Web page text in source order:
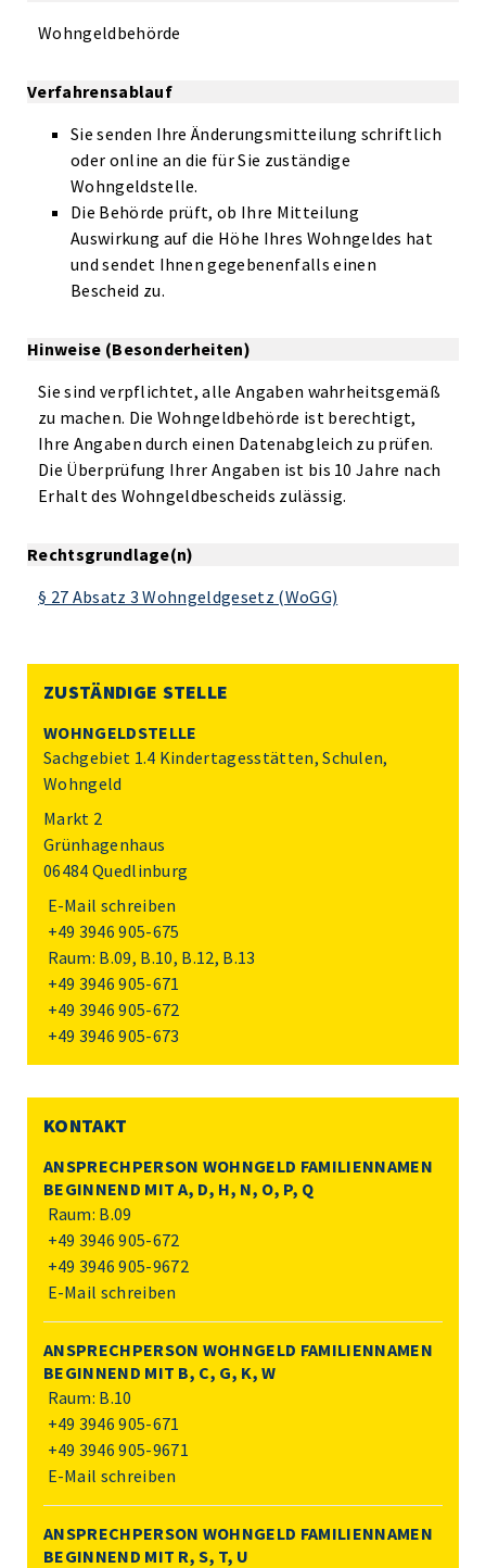
Wohngeldbehörde
Verfahrensablauf
Sie senden Ihre Änderungsmitteilung schriftlich
oder online an die für Sie zuständige
Wohngeldstelle.
Die Behörde prüft, ob Ihre Mitteilung
Auswirkung auf die Höhe Ihres Wohngeldes hat
und sendet Ihnen gegebenenfalls einen
Bescheid zu.
Hinweise (Besonderheiten)
Sie sind verpflichtet, alle Angaben wahrheitsgemäß
zu machen. Die Wohngeldbehörde ist berechtigt,
Ihre Angaben durch einen Datenabgleich zu prüfen.
Die Überprüfung Ihrer Angaben ist bis 10 Jahre nach
Erhalt des Wohngeldbescheids zulässig.
Rechtsgrundlage(n)
§ 27 Absatz 3 Wohngeldgesetz (WoGG)
ZUSTÄNDIGE STELLE
WOHNGELDSTELLE
Sachgebiet 1.4 Kindertagesstätten, Schulen,
Wohngeld
Markt 2
Grünhagenhaus
06484 Quedlinburg
E-Mail schreiben
+49 3946 905-675
Raum: B.09, B.10, B.12, B.13
+49 3946 905-671
+49 3946 905-672
+49 3946 905-673
KONTAKT
ANSPRECHPERSON WOHNGELD FAMILIENNAMEN
BEGINNEND MIT A, D, H, N, O, P, Q
Raum: B.09
+49 3946 905-672
+49 3946 905-9672
E-Mail schreiben
ANSPRECHPERSON WOHNGELD FAMILIENNAMEN
BEGINNEND MIT B, C, G, K, W
Raum: B.10
+49 3946 905-671
+49 3946 905-9671
E-Mail schreiben
ANSPRECHPERSON WOHNGELD FAMILIENNAMEN
BEGINNEND MIT R, S, T, U